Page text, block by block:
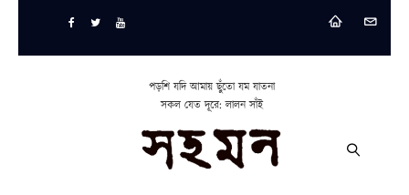
পড়শি যদি আমায় ছুঁতো যম যাতনা
সকল যেত দূরে: লালন সাঁই